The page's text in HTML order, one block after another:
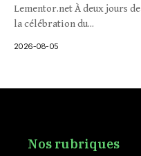
Lementor.net À deux jours de
la célébration du...
2026-08-05
Nos rubriques